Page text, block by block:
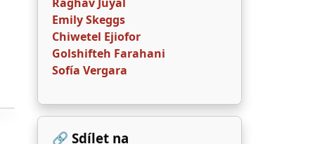
Emily Skeggs
Chiwetel Ejiofor
Golshifteh Farahani
Sofía Vergara
🔗 Sdílet na